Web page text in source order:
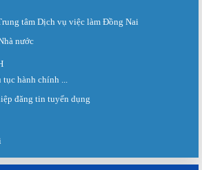
tâm Dịch vụ việc làm Đồng Nai
nước
tục hành chính ...
đăng tin tuyển dụng
08 năm 2026: Hơn 4.300 cơ hội...
tâm Dịch vụ việc làm Đồng Nai tổ chức Sàn giao
giao dịch việc làm lần thứ 08/2026 ngày 03